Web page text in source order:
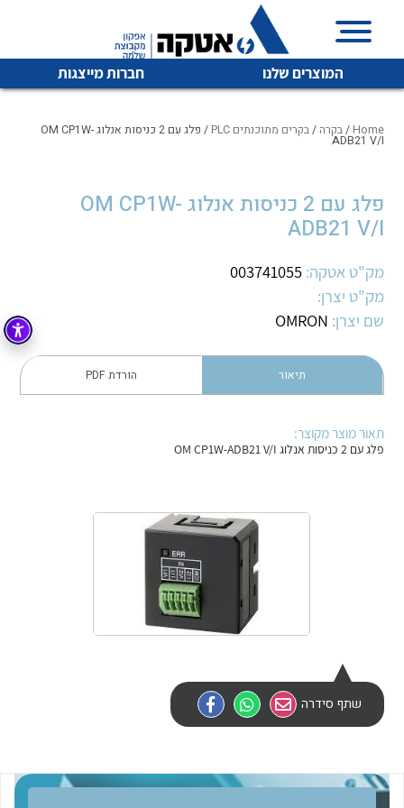
המוצרים שלנו חברות מייצגות
איכות | שרות | זמינות
אטקה בע”מ היא החברה הגדולה והמובילה בישראל בשיווק
מיתוג, בקרה , ואינסטלציה חשמלית ופעילה ב7 תחומים:
חשמל
קופסאות וארונות לחשמל, בקרה ואלקטרוניקה
פתרונות וציוד לסביבה נפיצה EX
פתרונות לתחום הסולארי
לכל מוצרי היצרן לכל מוצרי היצרן
לכל מוצרי היצרן לכל מוצרי היצרן
לכל מוצרי היצרן
Home
/בקרה /בקרים מתוכנתים PLC / פלג עם 2 כניסות אנלוג OM CP1W-
ADB21 V/I
פלג עם 2 כניסות אנלוג OM CP1W-
ADB21 V/I
מק"ט אטקה: 003741055
מק"ט יצרן:
שם יצרן: OMRON
תיאור הורדת PDF
תאור מוצר מקוצר:
פלג עם 2 כניסות אנלוג OM CP1W-ADB21 V/I
שתף סידרה